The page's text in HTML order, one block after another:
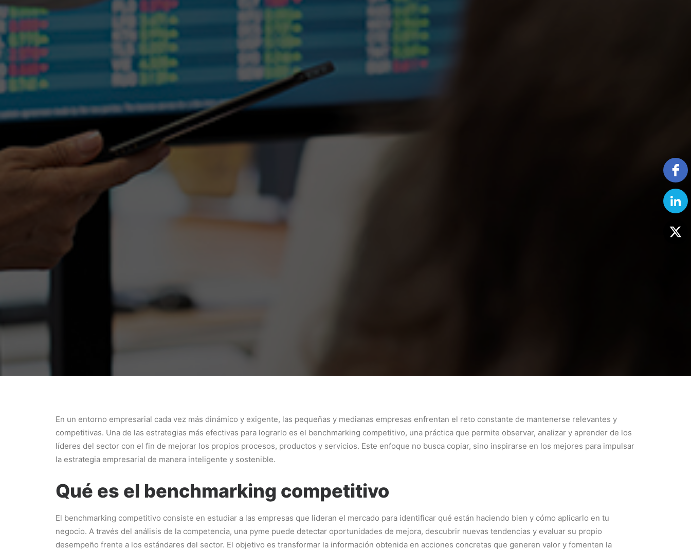
En un entorno empresarial cada vez más dinámico y exigente, las pequeñas y medianas empresas enfrentan el reto constante de mantenerse relevantes y
competitivas. Una de las estrategias más efectivas para lograrlo es el benchmarking competitivo, una práctica que permite observar, analizar y aprender de los
líderes del sector con el fin de mejorar los propios procesos, productos y servicios. Este enfoque no busca copiar, sino inspirarse en los mejores para impulsar
la estrategia empresarial de manera inteligente y sostenible.
Qué es el benchmarking competitivo
El benchmarking competitivo consiste en estudiar a las empresas que lideran el mercado para identificar qué están haciendo bien y cómo aplicarlo en tu
negocio. A través del análisis de la competencia, una pyme puede detectar oportunidades de mejora, descubrir nuevas tendencias y evaluar su propio
desempeño frente a los estándares del sector. El objetivo es transformar la información obtenida en acciones concretas que generen valor y fomenten la